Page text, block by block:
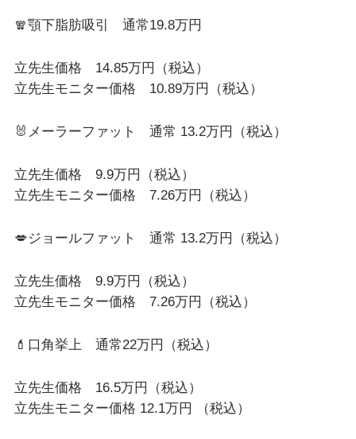
🧣顎下脂肪吸引 通常19.8万円
立先生価格 14.85万円（税込）
立先生モニター価格 10.89万円（税込）
🐰メーラーファット 通常 13.2万円（税込）
立先生価格 9.9万円（税込）
立先生モニター価格 7.26万円（税込）
💋ジョールファット 通常 13.2万円（税込）
立先生価格 9.9万円（税込）
立先生モニター価格 7.26万円（税込）
💄口角挙上 通常22万円（税込）
立先生価格 16.5万円（税込）
立先生モニター価格 12.1万円 （税込）